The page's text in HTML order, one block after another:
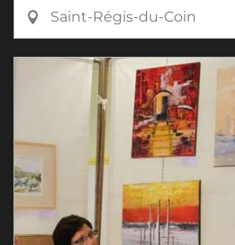
Saint-Régis-du-Coin